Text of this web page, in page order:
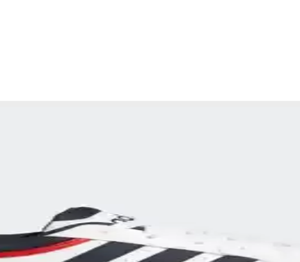
ve Konforun Mükemmel Buluşması
spor ve günlük yaşamda tercih edilen ikonik ayakkabılardır.